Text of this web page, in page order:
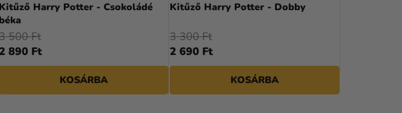
Kitűző Harry Potter - Csokoládé
béka
2 890 Ft
500 Ft
KOSÁRBA
Kitűző Harry Potter - Dobby
2 690 Ft
3 300 Ft
KOSÁRBA